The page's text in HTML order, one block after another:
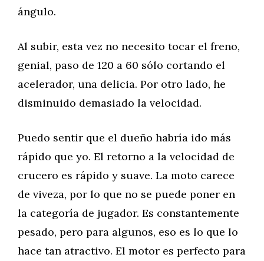
ángulo.
Al subir, esta vez no necesito tocar el freno,
genial, paso de 120 a 60 sólo cortando el
acelerador, una delicia. Por otro lado, he
disminuido demasiado la velocidad.
Puedo sentir que el dueño habría ido más
rápido que yo. El retorno a la velocidad de
crucero es rápido y suave. La moto carece
de viveza, por lo que no se puede poner en
la categoría de jugador. Es constantemente
pesado, pero para algunos, eso es lo que lo
hace tan atractivo. El motor es perfecto para